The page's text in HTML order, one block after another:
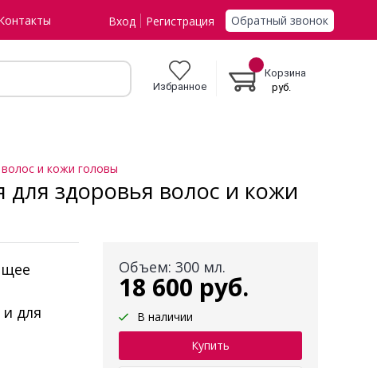
Вход Регистрация Обратный звонок
Избранное
Корзина
руб.
и кожи головы
здоровья волос и кожи
Объем: 300 мл.
18 600 руб.
В наличии
для